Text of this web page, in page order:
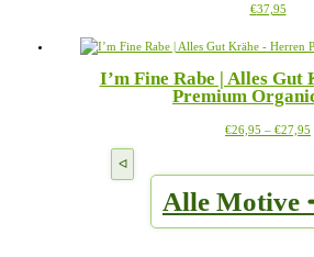
Die
der
€37,95Dieses
weist
auf.
I’m Fine Rabe | Alles Gut
Premium
€26,95 – €27,95
Alle Motive